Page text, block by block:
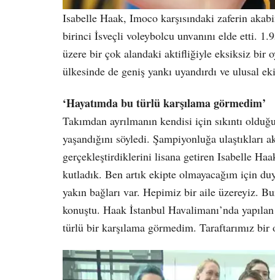
Isabelle Haak, Imoco karşısındaki zaferin
birinci İsveçli voleybolcu unvanını elde etti.
üzere bir çok alandaki aktifliğiyle eksiksiz bir
ülkesinde de geniş yankı uyandırdı ve ulusal
‘Hayatımda bu türlü karşılama görmedim’
Takımdan ayrılmanın kendisi için sıkıntı
yaşandığını söyledi. Şampiyonluğa
gerçekleştirdiklerini lisana getiren Isabelle
kutladık. Ben artık ekipte olmayacağım için
yakın bağları var. Hepimiz bir aile üzereyiz.
konuştu. Haak İstanbul Havalimanı’nda
türlü bir karşılama görmedim. Taraftarımız